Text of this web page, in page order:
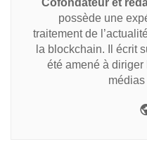
possède une
traitement de
la blockchain. Il écrit
été amené à